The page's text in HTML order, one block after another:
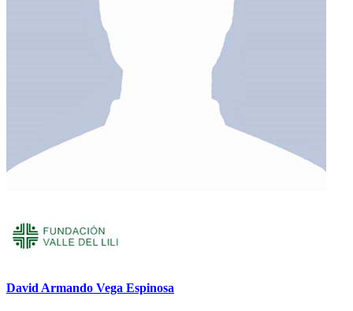
David Armando Vega Espinosa